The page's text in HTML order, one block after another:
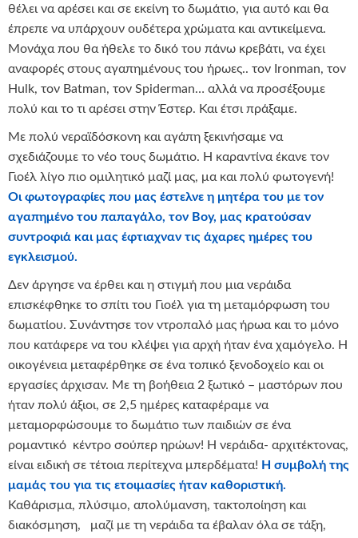
θέλει να αρέσει και σε εκείνη το δωμάτιο, για αυτό και θα
έπρεπε να υπάρχουν ουδέτερα χρώματα και αντικείμενα.
Μονάχα που θα ήθελε το δικό του πάνω κρεβάτι, να έχει
αναφορές στους αγαπημένους του ήρωες.. τον Ironman, τον
Hulk, τον Batman, τον Spiderman… αλλά να προσέξουμε
πολύ και το τι αρέσει στην Έστερ. Και έτσι πράξαμε.
Με πολύ νεραϊδόσκονη και αγάπη ξεκινήσαμε να
σχεδιάζουμε το νέο τους δωμάτιο. Η καραντίνα έκανε τον
Γιοέλ λίγο πιο ομιλητικό μαζί μας, μα και πολύ φωτογενή!
Οι φωτογραφίες που μας έστελνε η μητέρα του με τον
αγαπημένο του παπαγάλο, τον Boy, μας κρατούσαν
συντροφιά και μας έφτιαχναν τις άχαρες ημέρες του
εγκλεισμού.
Δεν άργησε να έρθει και η στιγμή που μια νεράιδα
επισκέφθηκε το σπίτι του Γιοέλ για τη μεταμόρφωση του
δωματίου. Συνάντησε τον ντροπαλό μας ήρωα και το μόνο
που κατάφερε να του κλέψει για αρχή ήταν ένα χαμόγελο. Η
οικογένεια μεταφέρθηκε σε ένα τοπικό ξενοδοχείο και οι
εργασίες άρχισαν. Με τη βοήθεια 2 ξωτικό – μαστόρων που
ήταν πολύ άξιοι, σε 2,5 ημέρες καταφέραμε να
μεταμορφώσουμε το δωμάτιο των παιδιών σε ένα
ρομαντικό κέντρο σούπερ ηρώων! Η νεράιδα- αρχιτέκτονας,
είναι ειδική σε τέτοια περίτεχνα μπερδέματα! Η συμβολή της
μαμάς του για τις ετοιμασίες ήταν καθοριστική.
Καθάρισμα, πλύσιμο, απολύμανση, τακτοποίηση και
διακόσμηση, μαζί με τη νεράιδα τα έβαλαν όλα σε τάξη,